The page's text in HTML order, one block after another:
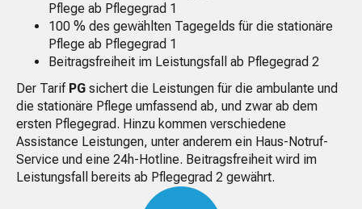
Pflege ab Pflegegrad 1
100 % des gewählten Tagegelds für die stationäre
Pflege ab Pflegegrad 1
Beitragsfreiheit im Leistungsfall ab Pflegegrad 2
Der Tarif PG sichert die Leistungen für die ambulante und
die stationäre Pflege umfassend ab, und zwar ab dem
ersten Pflegegrad. Hinzu kommen verschiedene
Assistance Leistungen, unter anderem ein Haus-Notruf-
Service und eine 24h-Hotline. Beitragsfreiheit wird im
Leistungsfall bereits ab Pflegegrad 2 gewährt.